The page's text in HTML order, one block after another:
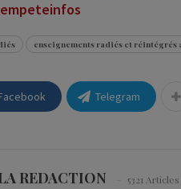
enseignements radiés et réintégrés
Telegram
REDACTION 5321 Articles